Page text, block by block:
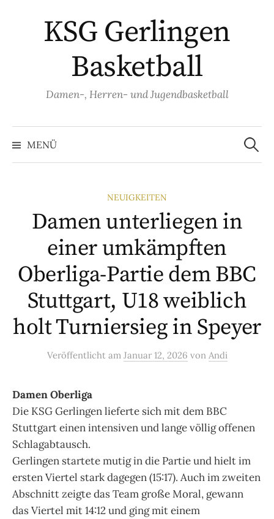
KSG Gerlingen
Basketball
Damen-, Herren- und Jugendbasketball
MENÜ
Suchen
nach:
NEUIGKEITEN
Damen unterliegen in
einer umkämpften
Oberliga-Partie dem BBC
Stuttgart, U18 weiblich
holt Turniersieg in Speyer
Veröffentlicht am Januar 12, 2026 von Andi
Damen Oberliga
Die KSG Gerlingen lieferte sich mit dem BBC
Stuttgart einen intensiven und lange völlig offenen
Schlagabtausch.
Gerlingen startete mutig in die Partie und hielt im
ersten Viertel stark dagegen (15:17). Auch im zweiten
Abschnitt zeigte das Team große Moral, gewann
das Viertel mit 14:12 und ging mit einem